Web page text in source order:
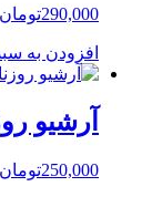
290,000تومان
افزودن به
آرشیو
250,000تومان